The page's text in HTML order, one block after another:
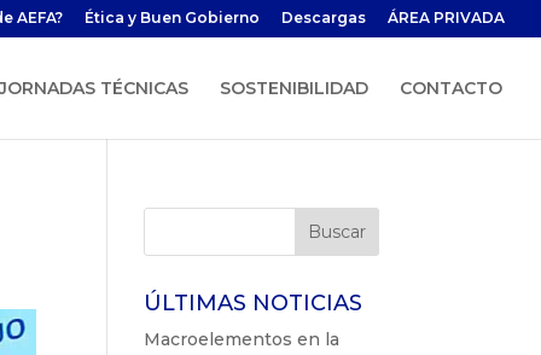
AEFA? Ética y Buen Gobierno Descargas ÁREA PRIVADA
JORNADAS TÉCNICAS SOSTENIBILIDAD CONTACTO
ÚLTIMAS NOTICIAS
Macroelementos en la